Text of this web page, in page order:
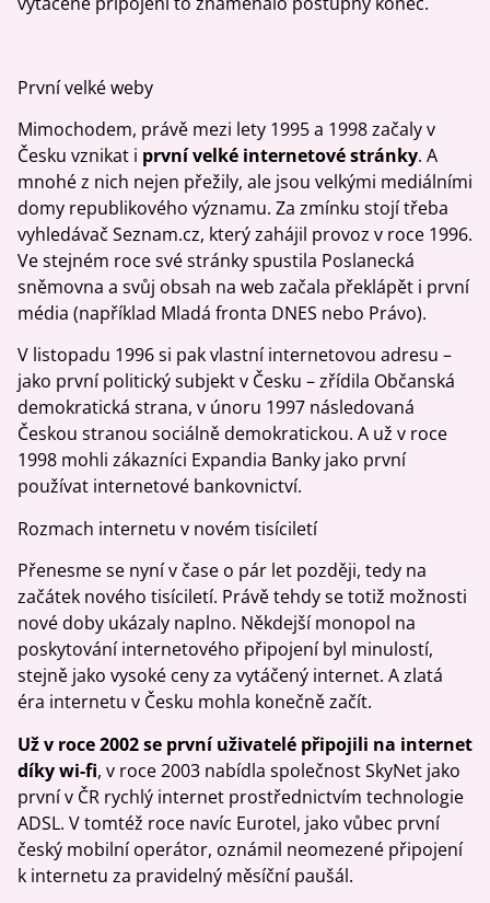
První velké weby
Mimochodem, právě mezi lety 1995 a 1998 začaly v
Česku vznikat i první velké internetové stránky. A
mnohé z nich nejen přežily, ale jsou velkými mediálními
domy republikového významu. Za zmínku stojí třeba
vyhledávač Seznam.cz, který zahájil provoz v roce 1996.
Ve stejném roce své stránky spustila Poslanecká
sněmovna a svůj obsah na web začala překlápět i první
média (například Mladá fronta DNES nebo Právo).
V listopadu 1996 si pak vlastní internetovou adresu –
jako první politický subjekt v Česku – zřídila Občanská
demokratická strana, v únoru 1997 následovaná
Českou stranou sociálně demokratickou. A už v roce
1998 mohli zákazníci Expandia Banky jako první
používat internetové bankovnictví.
Rozmach internetu v novém tisíciletí
Přenesme se nyní v čase o pár let později, tedy na
začátek nového tisíciletí. Právě tehdy se totiž možnosti
nové doby ukázaly naplno. Někdejší monopol na
poskytování internetového připojení byl minulostí,
stejně jako vysoké ceny za vytáčený internet. A zlatá
éra internetu v Česku mohla konečně začít.
Už v roce 2002 se první uživatelé připojili na internet
díky wi-fi, v roce 2003 nabídla společnost SkyNet jako
první v ČR rychlý internet prostřednictvím technologie
ADSL. V tomtéž roce navíc Eurotel, jako vůbec první
český mobilní operátor, oznámil neomezené připojení
k internetu za pravidelný měsíční paušál.